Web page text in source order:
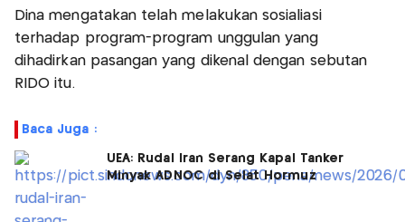
Dina mengatakan telah melakukan sosialiasi
terhadap program-program unggulan yang
dihadirkan pasangan yang dikenal dengan sebutan
RIDO itu.
Baca Juga :
UEA: Rudal Iran Serang Kapal Tanker
Minyak ADNOC di Selat Hormuz